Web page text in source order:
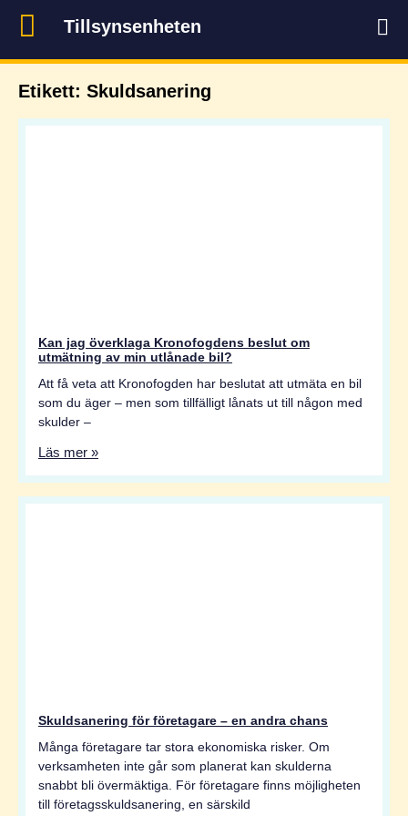
Tillsynsenheten
Etikett: Skuldsanering
Kan jag överklaga Kronofogdens beslut om
utmätning av min utlånade bil?
Att få veta att Kronofogden har beslutat att utmäta en bil
som du äger – men som tillfälligt lånats ut till någon med
skulder –
Läs mer »
Skuldsanering för företagare – en andra chans
Många företagare tar stora ekonomiska risker. Om
verksamheten inte går som planerat kan skulderna
snabbt bli övermäktiga. För företagare finns möjligheten
till företagsskuldsanering, en särskild